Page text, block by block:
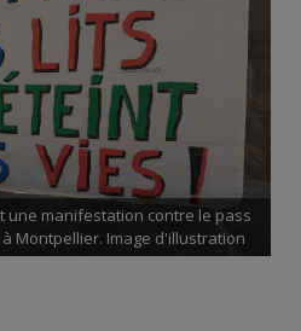
une manifestation contre le pass
Montpellier. Image d'illustration